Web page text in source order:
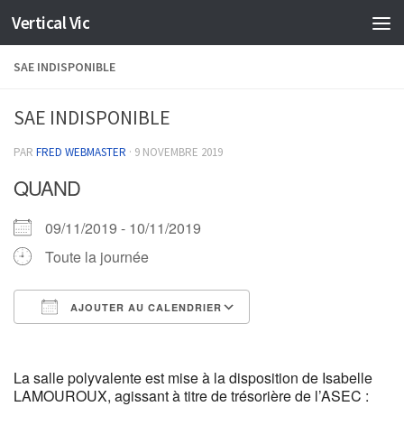
Skip to content
Vertical Vic
SAE INDISPONIBLE
SAE INDISPONIBLE
PAR FRED WEBMASTER · 9 NOVEMBRE 2019
QUAND
09/11/2019 - 10/11/2019
Toute la journée
AJOUTER AU CALENDRIER
La salle polyvalente est mise à la disposition de Isabelle
LAMOUROUX, agissant à titre de trésorière de l’ASEC :